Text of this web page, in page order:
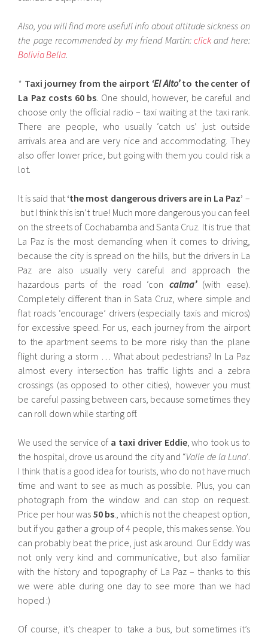
Also, you will find more usefull info about altitude sickness on
the page recommended by my friend Martin:clickand here:
Bolivia Bella.
* Taxi journey from the airport ‘El Alto’to the center of
La Paz costs 60 bs. One should, however, be careful and
choose only the official radio – taxi waiting at the taxi rank.
There are people, who usually ‘catch us’ just outside
arrivals area and are very nice and accommodating. They
also offer lower price, but going with them you could risk a
lot.
It is said that‘the most dangerous drivers are in La Paz’ –
but I think this isn’t true! Much more dangerous you can feel
on the streets of Cochabamba and Santa Cruz. It is true that
La Paz is the most demanding when it comes to driving,
because the city is spread on the hills, but the drivers in La
Paz are also usually very careful and approach the
hazardous parts of the road ‘con calma’ (with ease).
Completely different than in Sata Cruz, where simple and
flat roads ‘encourage’ drivers (especially taxis and micros)
for excessive speed. For us, each journey from the airport
to the apartment seems to be more risky than the plane
flight during a storm … What about pedestrians? In La Paz
almost every intersection has traffic lights and a zebra
crossings (as opposed to other cities), however you must
be careful passing between cars, because sometimes they
can roll down while starting off.
We used the service of a taxi driver Eddie, who took us to
the hospital, drove us around the city and “Valle de la Luna‘.
I think that is a good idea for tourists, who do not have much
time and want to see as much as possible. Plus, you can
photograph from the window and can stop on request.
Price per hour was 50 bs., which is not the cheapest option,
but if you gather a group of 4 people, this makes sense. You
can probably beat the price, just ask around. Our Eddy was
not only very kind and communicative, but also familiar
with the history and topography of La Paz – thanks to this
we were able during one day to see more than we had
hoped :)
Of course, it’s cheaper to take a bus, but sometimes it’s